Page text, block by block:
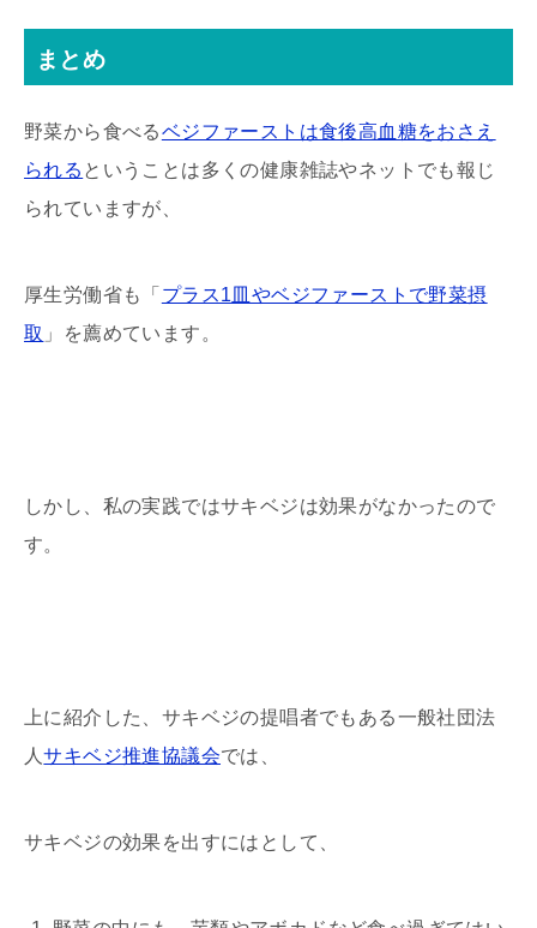
まとめ
野菜から食べるベジファーストは食後高血糖をおさえ
られる ということは多くの健康雑誌やネットでも報じ
られていますが、
厚生労働省も「 プラス1皿やベジファーストで野菜摂
取 」を薦めています。
しかし、私の実践ではサキベジは効果がなかったので
す。
上に紹介した、サキベジの提唱者でもある一般社団法
人サキベジ推進協議会では、
サキベジの効果を出すにはとして、